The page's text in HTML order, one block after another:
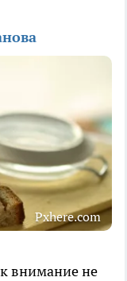
Pxhere.com
внимание не